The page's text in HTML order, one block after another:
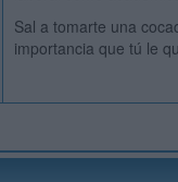
Sal a tomarte una
importancia que tú le